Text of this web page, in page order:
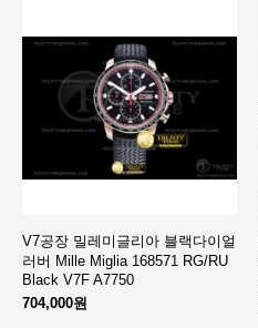
V7공장 밀레미글리아 블랙다이얼
러버 Mille Miglia 168571 RG/RU
Black V7F A7750
704,000원